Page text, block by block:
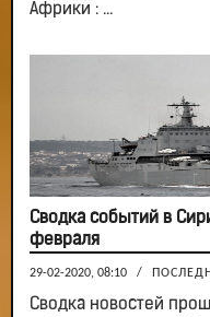
Африки : ...
Сводка событий в
февраля
29-02-2020, 08:10 /
Сводка новостей